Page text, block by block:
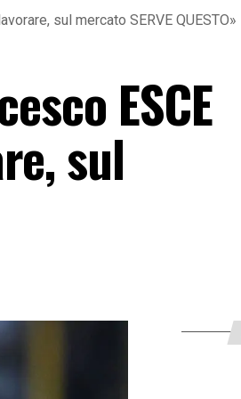
sul mercato SERVE QUESTO»
ESCE
sul